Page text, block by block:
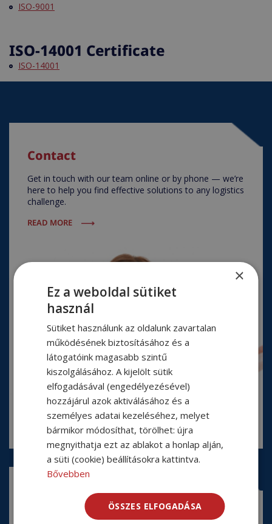
Contact
Get in touch with our team online or by phone — we’re
here to help you find effective solutions to any logistics
challenge.
READ MORE
Request a quote
ISO-9001
ISO-14001 Certificate
ISO-14001
×
Ez a weboldal sütiket
használ
Sütiket használunk az oldalunk zavartalan
működésének biztosításához és a
látogatóink magasabb szintű
kiszolgálásához. A kijelölt sütik
elfogadásával (engedélyezésével)
hozzájárul azok aktiválásához és a
személyes adatai kezeléséhez, melyet
bármikor módosíthat, törölhet: újra
megnyithatja ezt az ablakot a honlap alján,
a süti (cookie) beállításokra kattintva.
Bővebben
ÖSSZES ELFOGADÁSA